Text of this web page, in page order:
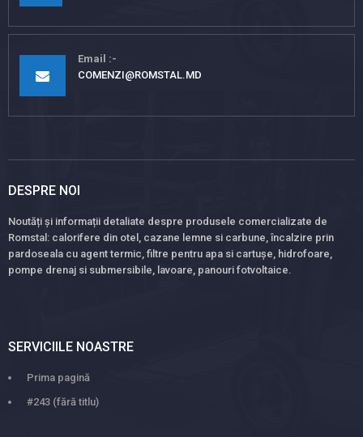
Email
COMENZI@ROMSTAL.MD
DESPRE NOI
Noutăți și informații detaliate despre produsele comercializate de
Romstal: calorifere din otel, cazane lemne si carbune, încalzire prin
pardoseala cu agent termic, filtre pentru apa si cartușe, hidrofoare,
pompe drenaj si submersibile, lavoare, panouri fotvoltaice.
SERVICIILE NOASTRE
Prima pagină
#243 (fără titlu)